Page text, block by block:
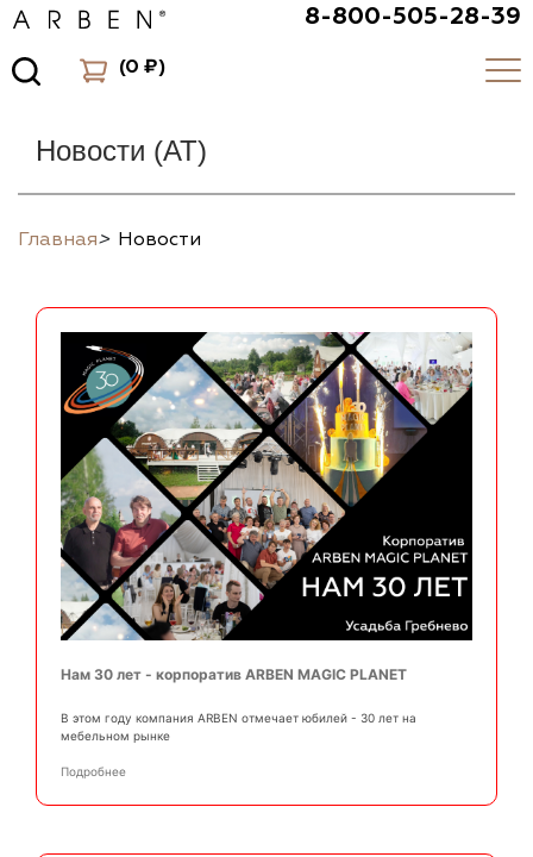
8-800-505-28-39
(0 ₽)
Новости (AT)
Главная> Новости
Нам 30 лет - корпоратив ARBEN MAGIC PLANET
В этом году компания ARBEN отмечает юбилей - 30 лет на
мебельном рынке
Подробнее